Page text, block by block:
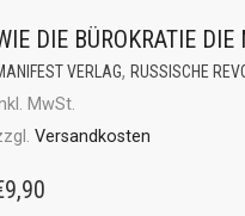
DIE BÜROKRATIE DIE
VERLAG, RUSSISCHE
MwSt.
Versandkosten
9,90